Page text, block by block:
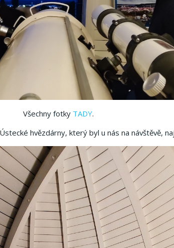
Všechny fotky TADY.
hvězdárny, který byl u nás na návštěvě,